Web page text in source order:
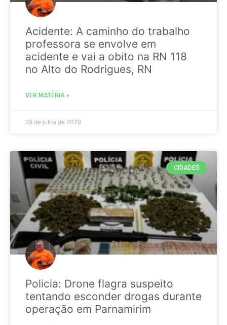
Acidente: A caminho do trabalho
professora se envolve em
acidente e vai a obito na RN 118
no Alto do Rodrigues, RN
VER MATÉRIA »
29 de julho de 2026
CIDADES
Policia: Drone flagra suspeito
tentando esconder drogas durante
operação em Parnamirim